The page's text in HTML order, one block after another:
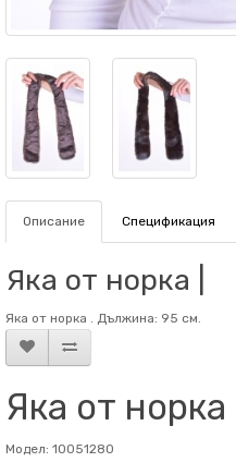
Описание Спецификация
Яка от норка |
Яка от норка . Дължина: 95 см.
Яка от норка
Модел: 10051280